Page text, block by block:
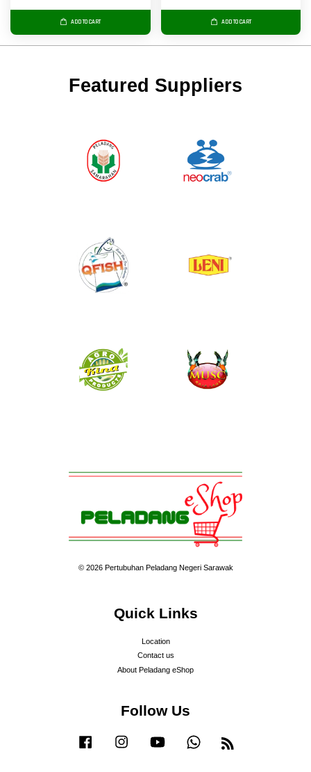
ADD TO CART ADD TO CART
Featured Suppliers
© 2026 Pertubuhan Peladang Negeri Sarawak
Quick Links
Location
Contact us
About Peladang eShop
Follow Us
Facebook Instagram YouTube Whatsapp